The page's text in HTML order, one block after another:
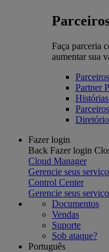
Faça parceria
aumentar sua
Partner
Fazer login
Back Fazer login
Cloud Manager
Gerencie seus
Control Center
Gerencie seus
Documentos
Vendas
Suporte
Sob ataque?
Português